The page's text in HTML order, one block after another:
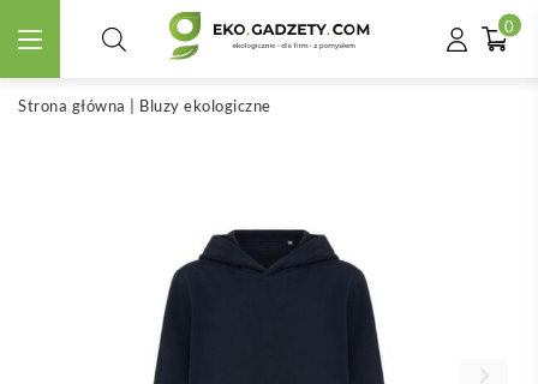
0
Strona główna Bluzy ekologiczne